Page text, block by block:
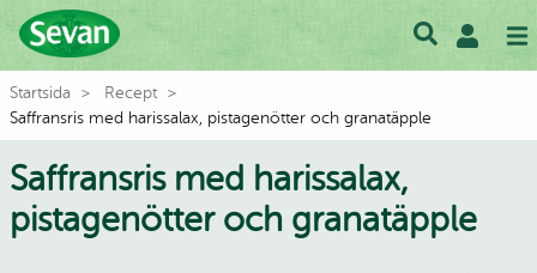
Startsida
Recept
Saffransris med harissalax, pistagenötter och granatäpple
Saffransris med harissalax,
pistagenötter och granatäpple